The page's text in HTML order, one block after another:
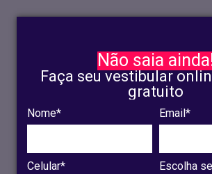
Não saia
Faça seu vestibular
gratuito
Nome* Email*
Celular* Escolha
INSCRIÇÃO
OLINDA